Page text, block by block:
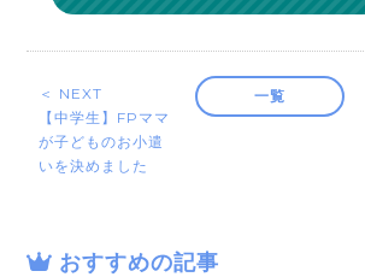
＜ NEXT
【中学生】FPママ
が子どものお小遣
いを決めました
一覧
おすすめの記事